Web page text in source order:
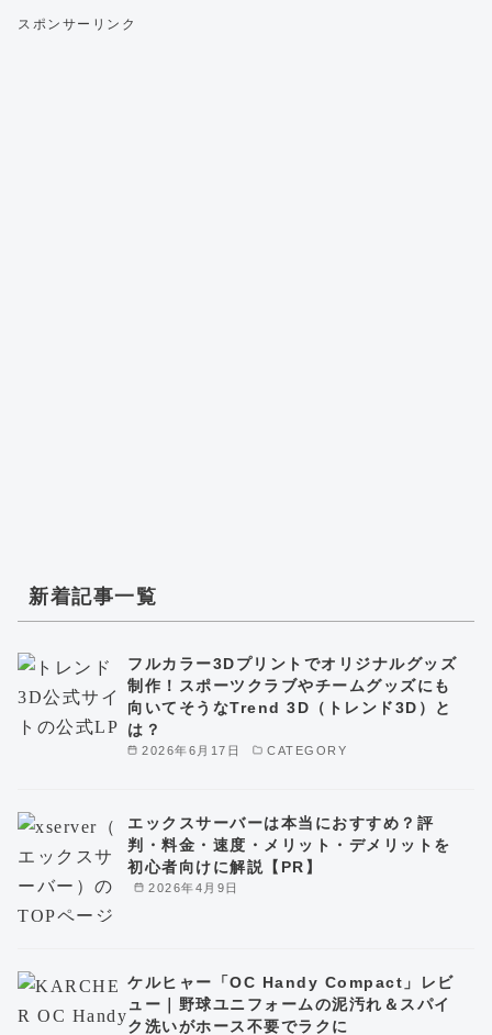
スポンサーリンク
新着記事一覧
2026年6月17日 CATEGORY
フルカラー3Dプリントでオリジナルグッズ
制作！スポーツクラブやチームグッズにも
向いてそうなTrend 3D（トレンド3D）と
は？
2026年4月9日
エックスサーバーは本当におすすめ？評
判・料金・速度・メリット・デメリットを
初心者向けに解説【PR】
ケルヒャー「OC Handy Compact」レビ
ュー｜野球ユニフォームの泥汚れ＆スパイ
ク洗いがホース不要でラクに